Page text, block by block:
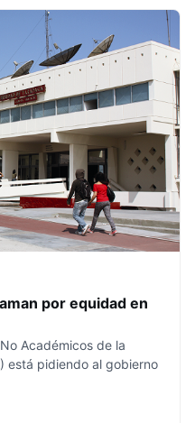
por equidad en
Académicos de la
está pidiendo al gobierno